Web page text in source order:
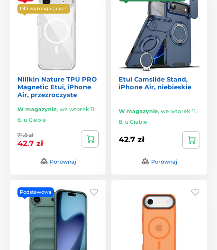
Dla wymagających
Nillkin Nature TPU PRO
Magnetic Etui, iPhone
Air, przezroczyste
W magazynie, we wtorek 11.
8. u Ciebie
71.8 zł
42.7 zł
Porównaj
Etui Camslide Stand,
iPhone Air, niebieskie
W magazynie, we wtorek 11.
8. u Ciebie
42.7 zł
Porównaj
Podstawowa